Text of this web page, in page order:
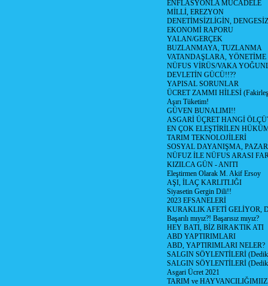
ENFLASYONLA MÜCADELE
MİLLİ, EREZYON
DENETİMSİZLİGİN,
EKONOMİ RAPORU
YALAN/GERÇEK
BUZLANMAYA, TUZLANMA
VATANDAŞLARA,
NÜFUS VİRÜS/VAKA
DEVLETİN GÜCÜ!!??
YAPISAL SORUNLAR
ÜCRET ZAMMI HİLESİ
Aşırı Tüketim!
GÜVEN BUNALIMI!!
ASGARİ ÜÇRET HANGİ
EN ÇOK ELEŞTİRİLEN
TARIM TEKNOLOJİLERİ
SOSYAL DAYANIŞMA,
NÜFUZ İLE NÜFUS ARASI
KIZILCA GÜN - ANITI
Eleştirmen Olarak M. Akif Ersoy
AŞI, İLAÇ KARLITLIĞI
Siyasetin Gergin Dili!!
2023 EFSANELERİ
KURAKLIK AFETİ GELİYOR,
Başarılı mıyız?! Başarısız mıyız?
HEY BATI, BİZ BIRAKTIK ATI
ABD YAPTIRIMLARI
ABD, YAPTIRIMLARI NELER?
SALGIN SÖYLENTİLERİ
SALGIN SÖYLENTİLERİ
Asgari Ücret 2021
TARIM ve